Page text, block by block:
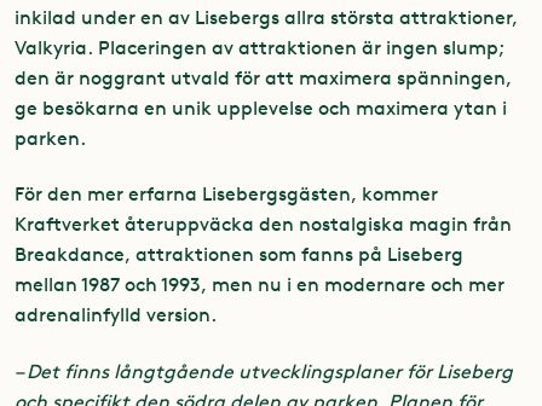
inkilad under en av Lisebergs allra största attraktioner,
Valkyria. Placeringen av attraktionen är ingen slump;
den är noggrant utvald för att maximera spänningen,
ge besökarna en unik upplevelse och maximera ytan i
parken.
För den mer erfarna Lisebergsgästen, kommer
Kraftverket återuppväcka den nostalgiska magin från
Breakdance, attraktionen som fanns på Liseberg
mellan 1987 och 1993, men nu i en modernare och mer
adrenalinfylld version.
– Det finns långtgående utvecklingsplaner för Liseberg
och specifikt den södra delen av parken. Planen för